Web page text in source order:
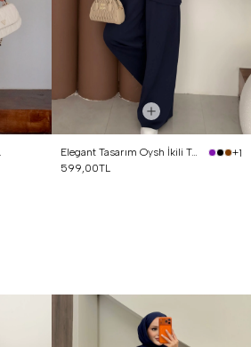
Elegant Tasarım Oysh İkili Takım Lacivert
+1
599,00TL